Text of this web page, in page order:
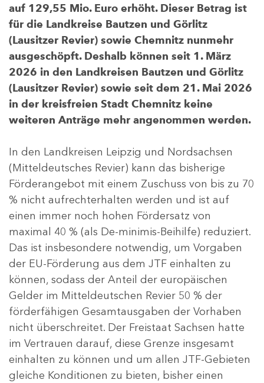
auf 129,55 Mio. Euro erhöht. Dieser Betrag ist
für die Landkreise Bautzen und Görlitz
(Lausitzer Revier) sowie Chemnitz nunmehr
ausgeschöpft. Deshalb können seit 1. März
2026 in den Landkreisen Bautzen und Görlitz
(Lausitzer Revier) sowie seit dem 21. Mai 2026
in der kreisfreien Stadt Chemnitz keine
weiteren Anträge mehr angenommen werden.
In den Landkreisen Leipzig und Nordsachsen
(Mitteldeutsches Revier) kann das bisherige
Förderangebot mit einem Zuschuss von bis zu 70
% nicht aufrechterhalten werden und ist auf
einen immer noch hohen Fördersatz von
maximal 40 % (als De-minimis-Beihilfe) reduziert.
Das ist insbesondere notwendig, um Vorgaben
der EU-Förderung aus dem JTF einhalten zu
können, sodass der Anteil der europäischen
Gelder im Mitteldeutschen Revier 50 % der
förderfähigen Gesamtausgaben der Vorhaben
nicht überschreitet. Der Freistaat Sachsen hatte
im Vertrauen darauf, diese Grenze insgesamt
einhalten zu können und um allen JTF-Gebieten
gleiche Konditionen zu bieten, bisher einen